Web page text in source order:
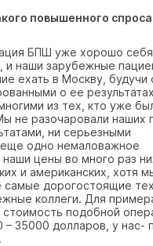
повышенного спроса
БПШ уже хорошо себя
и наши зарубежные
ехать в Москву, будучи
о ее результатах,
из тех, кто уже
не разочаровали наших
ни серьезными
одно немаловажное
наши цены во много раз
и американских, хотя
дорогостоящие
коллеги. Для
стоимость подобной
– 35000 долларов, у нас-